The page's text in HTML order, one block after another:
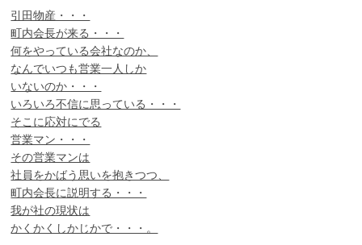
引田物産・・・
町内会長が来る・・・
何をやっている会社なのか、
なんでいつも営業一人しか
いないのか・・・
いろいろ不信に思っている・・・
そこに応対にでる
営業マン・・・
その営業マンは
社員をかばう思いを抱きつつ、
町内会長に説明する・・・
我が社の現状は
かくかくしかじかで・・・。